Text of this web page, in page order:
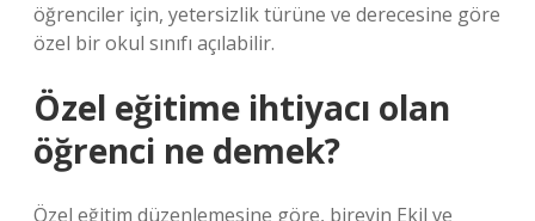
öğrenciler için, yetersizlik türüne ve derecesine göre
özel bir okul sınıfı açılabilir.
Özel eğitime ihtiyacı olan
öğrenci ne demek?
Özel eğitim düzenlemesine göre, bireyin Ekil ve